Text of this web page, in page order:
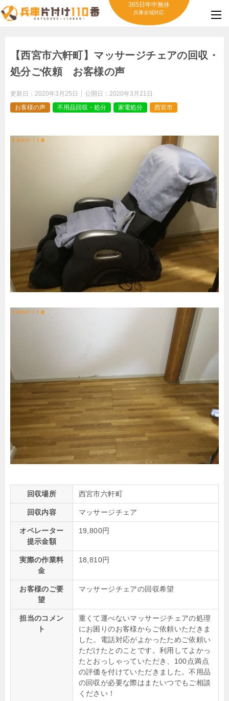
365日年中無休
兵庫全域対応
【西宮市六軒町】マッサージチェアの回収・
処分ご依頼 お客様の声
更新日： 2020年3月25日 公開日： 2020年3月21日
お客様の声
不用品回収・処分 家電処分 西宮市
回収場所 西宮市六軒町
回収内容 マッサージチェア
オペレーター
提示金額
19,800円
実際の作業料
金
18,810円
お客様のご要
望
マッサージチェアの回収希望
担当のコメン
ト
重くて運べないマッサージチェアの処理
にお困りのお客様からご依頼いただきま
した。電話対応がよかったためご依頼い
ただけたとのことです。利用してよかっ
たとおっしゃっていただき、100点満点
の評価を付けていただきました。不用品
の回収が必要な際はまたいつでもご相談
ください！